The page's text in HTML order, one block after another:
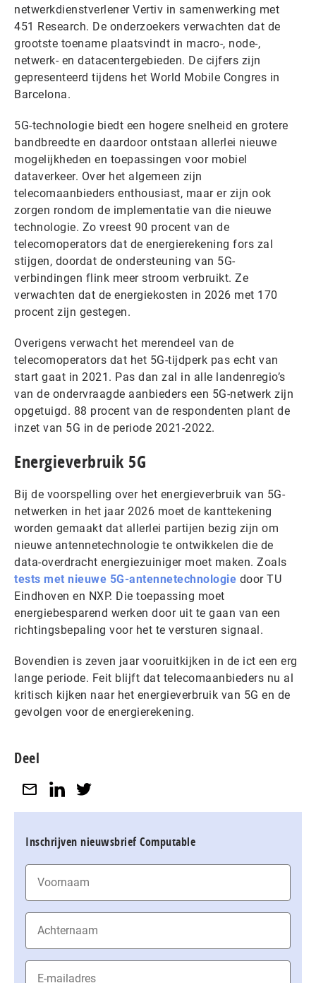
netwerkdienstverlener Vertiv in samenwerking met
451 Research. De onderzoekers verwachten dat de
grootste toename plaatsvindt in macro-, node-,
netwerk- en datacentergebieden. De cijfers zijn
gepresenteerd tijdens het World Mobile Congres in
Barcelona.
5G-technologie biedt een hogere snelheid en grotere
bandbreedte en daardoor ontstaan allerlei nieuwe
mogelijkheden en toepassingen voor mobiel
dataverkeer. Over het algemeen zijn
telecomaanbieders enthousiast, maar er zijn ook
zorgen rondom de implementatie van die nieuwe
technologie. Zo vreest 90 procent van de
telecomoperators dat de energierekening fors zal
stijgen, doordat de ondersteuning van 5G-
verbindingen flink meer stroom verbruikt. Ze
verwachten dat de energiekosten in 2026 met 170
procent zijn gestegen.
Overigens verwacht het merendeel van de
telecomoperators dat het 5G-tijdperk pas echt van
start gaat in 2021. Pas dan zal in alle landenregio’s
van de ondervraagde aanbieders een 5G-netwerk zijn
opgetuigd. 88 procent van de respondenten plant de
inzet van 5G in de periode 2021-2022.
Energieverbruik 5G
Bij de voorspelling over het energieverbruik van 5G-
netwerken in het jaar 2026 moet de kanttekening
worden gemaakt dat allerlei partijen bezig zijn om
nieuwe antennetechnologie te ontwikkelen die de
data-overdracht energiezuiniger moet maken. Zoals
tests met nieuwe 5G-antennetechnologie door TU
Eindhoven en NXP. Die toepassing moet
energiebesparend werken door uit te gaan van een
richtingsbepaling voor het te versturen signaal.
Bovendien is zeven jaar vooruitkijken in de ict een erg
lange periode. Feit blijft dat telecomaanbieders nu al
kritisch kijken naar het energieverbruik van 5G en de
gevolgen voor de energierekening.
Deel
Inschrijven nieuwsbrief Computable